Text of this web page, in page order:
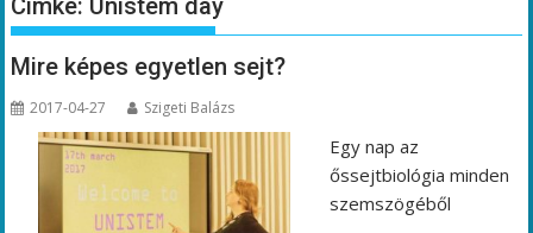
Címke: Unistem day
Mire képes egyetlen sejt?
2017-04-27 Szigeti Balázs
Egy nap az
őssejtbiológia minden
szemszögéből